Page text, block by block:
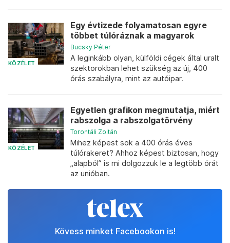
KÖZÉLET
Egy évtizede folyamatosan egyre
többet túlóráznak a magyarok
Bucsky Péter
A leginkább olyan, külföldi cégek által uralt
szektorokban lehet szükség az új, 400
órás szabályra, mint az autóipar.
KÖZÉLET
Egyetlen grafikon megmutatja, miért
rabszolga a rabszolgatörvény
Torontáli Zoltán
Mihez képest sok a 400 órás éves
túlórakeret? Ahhoz képest biztosan, hogy
„alapból” is mi dolgozzuk le a legtöbb órát
az unióban.
Kövess minket Facebookon is!